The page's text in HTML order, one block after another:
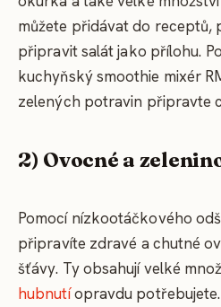
můžete přidávat do receptů,
připravit salát jako přílohu.
kuchyňský smoothie mixér
zelených potravin připravte
2) Ovocné a
Pomocí nízkootáčkového
připravíte zdravé a chutné
šťávy. Ty obsahují velké
hubnutíopravdu